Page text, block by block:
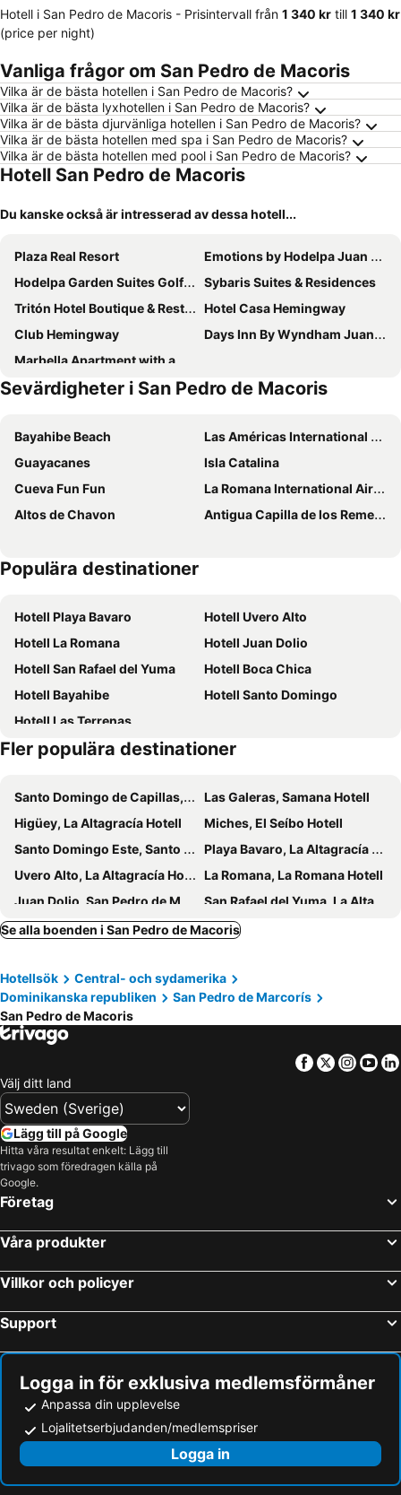
Hotell i San Pedro de Macoris - Prisintervall från ‎1 340 kr till ‎1 340 kr
(price per night)
Vanliga frågor om San Pedro de Macoris
Vilka är de bästa hotellen i San Pedro de Macoris?
Vilka är de bästa lyxhotellen i San Pedro de Macoris?
Vilka är de bästa djurvänliga hotellen i San Pedro de Macoris?
Vilka är de bästa hotellen med spa i San Pedro de Macoris?
Vilka är de bästa hotellen med pool i San Pedro de Macoris?
Hotell San Pedro de Macoris
Du kanske också är intresserad av dessa hotell...
Plaza Real Resort
Emotions by Hodelpa Juan Dolio
Hodelpa Garden Suites Golf & Convention Center
Sybaris Suites & Residences
Tritón Hotel Boutique & Restaurant
Hotel Casa Hemingway
Club Hemingway
Days Inn By Wyndham Juan Dolio
Marbella Apartment with a Beach Front view
Sevärdigheter i San Pedro de Macoris
Bayahibe Beach
Las Américas International Airport
Guayacanes
Isla Catalina
Cueva Fun Fun
La Romana International Airport
Altos de Chavon
Antigua Capilla de los Remedios
Populära destinationer
Hotell Playa Bavaro
Hotell Uvero Alto
Hotell La Romana
Hotell Juan Dolio
Hotell San Rafael del Yuma
Hotell Boca Chica
Hotell Bayahibe
Hotell Santo Domingo
Hotell Las Terrenas
Fler populära destinationer
Santo Domingo de Capillas, Huancavelica Hotell
Las Galeras, Samana Hotell
Higüey, La Altagracía Hotell
Miches, El Seíbo Hotell
Santo Domingo Este, Santo Domingo Hotell
Playa Bavaro, La Altagracía Hotell
Uvero Alto, La Altagracía Hotell
La Romana, La Romana Hotell
Juan Dolio, San Pedro de Marcorís Hotell
San Rafael del Yuma, La Altagracía Hotell
Boca Chica, Distrito Nacional Hotell
Bayahibe, La Altagracía Hotell
Puerto Plata, Puerto Plata Hotell
Se alla boenden i San Pedro de Macoris
Hotellsök
Central- och sydamerika
Dominikanska republiken
San Pedro de Marcorís
San Pedro de Macoris
Facebook
Twitter
Välj ditt land
Lägg till på Google
Hitta våra resultat enkelt: Lägg till
trivago som föredragen källa på
Google.
Företag
Våra produkter
Villkor och policyer
Support
Logga in för exklusiva medlemsförmåner
Anpassa din upplevelse
Lojalitetserbjudanden/medlemspriser
Logga in